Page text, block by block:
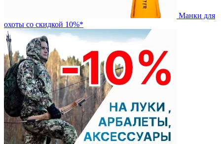
Манки для
охоты со скидкой 10%*